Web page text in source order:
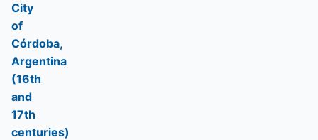
City
of
Córdoba,
Argentina
(16th
and
17th
centuries)